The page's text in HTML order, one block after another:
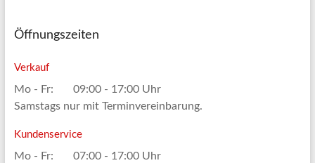
Öffnungszeiten
Verkauf
Mo - Fr:
09:00 - 17:00 Uhr
Samstags nur mit Terminvereinbarung.
Kundenservice
Mo - Fr: 07:00 - 17:00 Uhr